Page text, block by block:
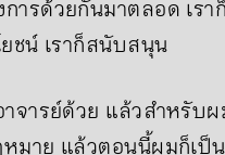
ารด้วยกันมาตลอด เร
ชน์ เราก็สนับสนุน
าจารย์ด้วย แล้วสำหรั
มาย แล้วตอนนี้ผมก็เ